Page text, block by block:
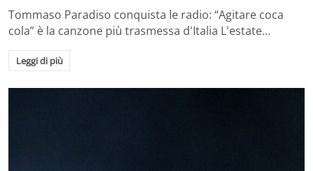
Tommaso Paradiso conquista le radio: “Agitare coca
cola” è la canzone più trasmessa d'Italia L'estate…
Leggi di più